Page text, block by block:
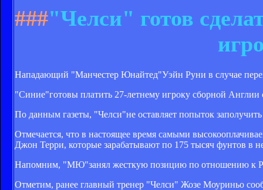
###"Челси" готов
Нападающий "Манчестер Юнайтед"Уэйн Руни в случае
"Синие"готовы платить 27-летнему игроку сборной
По данным газеты, "Челси"не оставляет попыток
Отмечается, что в настоящее время самыми
Джон Терри, которые зарабатывают по 175 тысяч фунтов в
Напомним, "МЮ"занял жесткую позицию по отношению к
Отметим, ранее главный тренер "Челси" Жозе Моуриньо